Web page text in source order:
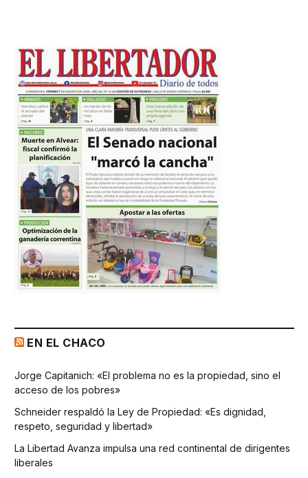
EN EL CHACO
Jorge Capitanich: «El problema no es la propiedad, sino el
acceso de los pobres»
Schneider respaldó la Ley de Propiedad: «Es dignidad,
respeto, seguridad y libertad»
La Libertad Avanza impulsa una red continental de dirigentes
liberales